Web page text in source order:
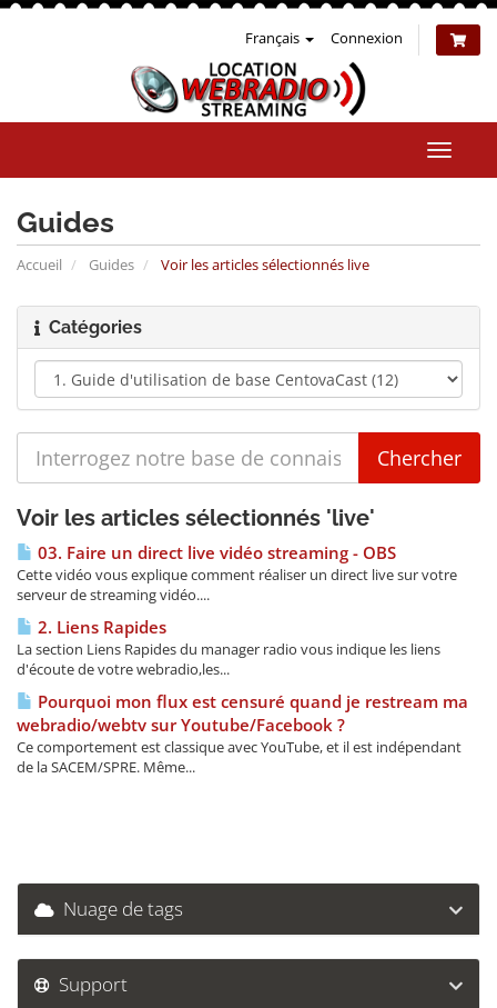
Français Connexion
la
Guides
Accueil Guides Voir les articles sélectionnés live
Catégories
Voir les articles sélectionnés 'live'
03. Faire un direct live vidéo streaming - OBS
Cette vidéo vous explique comment réaliser un direct live sur votre
serveur de streaming vidéo....
2. Liens Rapides
La section Liens Rapides du manager radio vous indique les liens
d'écoute de votre webradio,les...
Pourquoi mon flux est censuré quand je restream ma
webradio/webtv sur Youtube/Facebook ?
Ce comportement est classique avec YouTube, et il est indépendant
de la SACEM/SPRE. Même...
Nuage de tags
Support